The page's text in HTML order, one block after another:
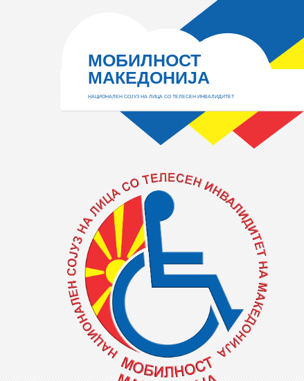
МОБИЛНОСТ
МАКЕДОНИЈА
НАЦИОНАЛЕН СОЈУЗ НА ЛИЦА СО ТЕЛЕСЕН ИНВАЛИДИТЕТ